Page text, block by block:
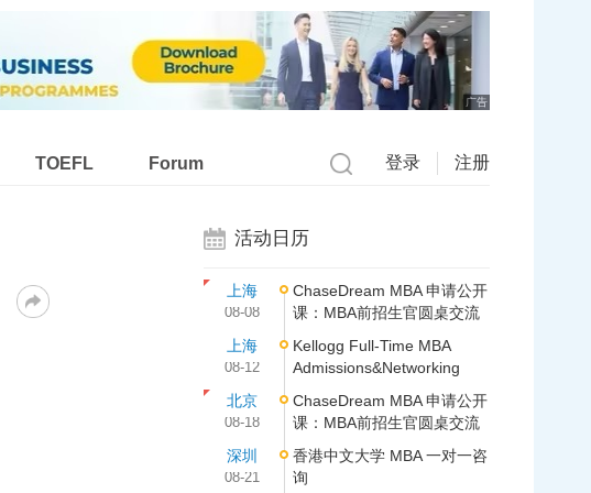
广告
TOEFL Forum 登录 注册
活动日历
上海
08-08
ChaseDream MBA 申请公开
课：MBA前招生官圆桌交流
上海
08-12
Kellogg Full-Time MBA
Admissions&Networking
北京
08-18
ChaseDream MBA 申请公开
课：MBA前招生官圆桌交流
深圳
08-21
香港中文大学 MBA 一对一咨
询